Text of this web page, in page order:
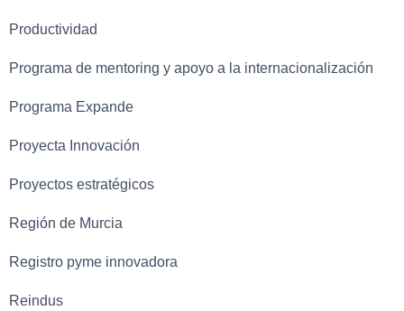
Productividad
Programa de mentoring y apoyo a la internacionalización
Programa Expande
Proyecta Innovación
Proyectos estratégicos
Región de Murcia
Registro pyme innovadora
Reindus